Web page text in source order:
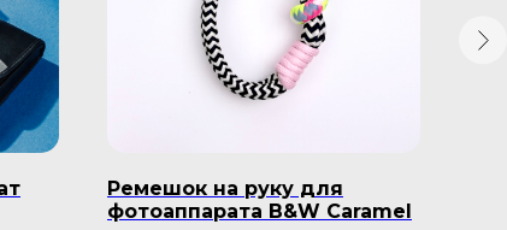
Ремешок на руку для
фотоаппарата B&W Caramel